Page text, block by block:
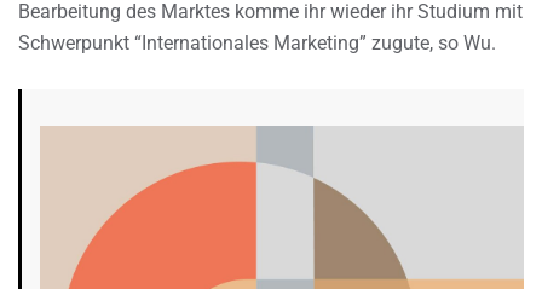
Bearbeitung des Marktes komme ihr wieder ihr Studium mit
Schwerpunkt “Internationales Marketing” zugute, so Wu.